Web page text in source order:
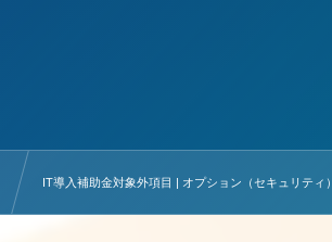
IT導入補助金対象外項目 | オプション（セキュリティ）